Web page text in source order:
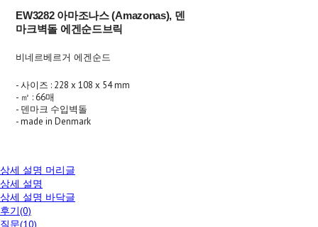
EW3282 아마조나스 (Amazonas), 덴
마크벽돌 에겐순드브릭
비네르베르거 에겐순드
- 사이즈 : 228 x 108 x 54 mm
- ㎡ : 66매
- 덴마크 수입벽돌
- made in Denmark
상세 설명 머리글
상세 설명
상세 설명 바닥글
후기(0)
질문(10)